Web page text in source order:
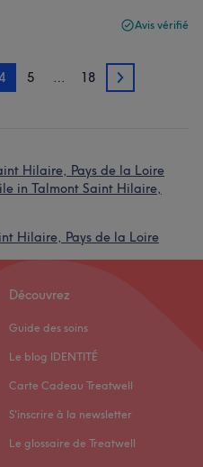
Avis vérifié
5 … 18 5
Hilaire, Pays de la Loire
in Talmont Saint Hilaire,
Hilaire, Pays de la Loire
Découvrez
Guide des soins
Le blog IDENTITÉ
Carte Cadeau Treatwell
S'inscrire à la newsletter
Le glossaire de Treatwell